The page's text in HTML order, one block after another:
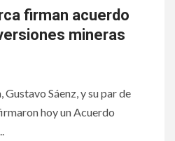
firman acuerdo
mineras
Sáenz, y su par de
hoy un Acuerdo